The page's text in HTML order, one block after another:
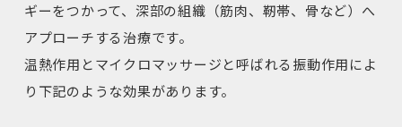
ギーをつかって、深部の組織（筋肉、靭帯、骨など）へ
アプローチする治療です。
温熱作用とマイクロマッサージと呼ばれる振動作用によ
り下記のような効果があります。